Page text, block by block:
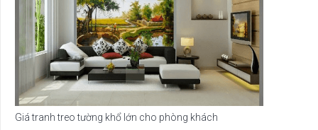
Giá tranh treo tường khổ lớn cho phòng khách